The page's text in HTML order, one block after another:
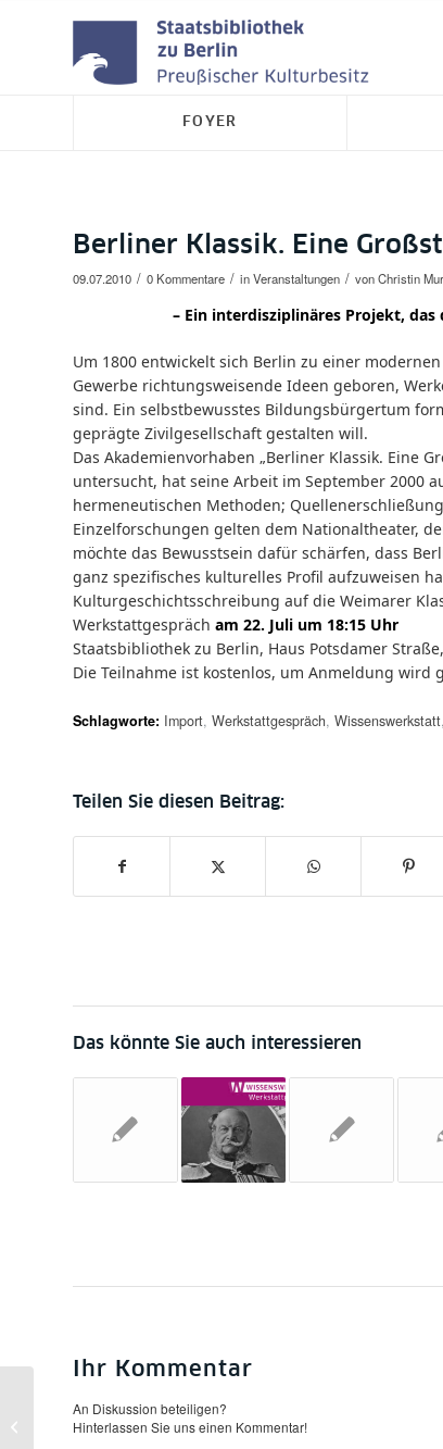
FOYER
Berliner Klassik. Eine
09.07.2010 / 0 Kommentare / inVeranstaltungen / vonChristin
– Ein interdisziplinäres Projekt, das
Um 1800 entwickelt sich Berlin zu einer
Gewerbe richtungsweisende Ideen geboren,
sind. Ein selbstbewusstes Bildungsbürgertum
geprägte Zivilgesellschaft gestalten will.
Das Akademienvorhaben „Berliner Klassik. Eine
untersucht, hat seine Arbeit im September 2000
hermeneutischen Methoden;
Einzelforschungen gelten dem Nationaltheater,
möchte das Bewusstsein dafür schärfen, dass
ganz spezifisches kulturelles Profil aufzuweisen
Kulturgeschichtsschreibung auf die Weimarer
Werkstattgespräch am 22. Juli um 18:15 Uhr
Staatsbibliothek zu Berlin, Haus Potsdamer Straße,
Die Teilnahme ist kostenlos, um Anmeldung wird
Schlagworte: Import, Werkstattgespräch, Wissenswerkstatt,
Das könnte Sie auch interessieren
Ihr Kommentar
An Diskussion beteiligen?
Hinterlassen Sie uns einen Kommentar!
Die Fußball-WM in Südafrika läuft!